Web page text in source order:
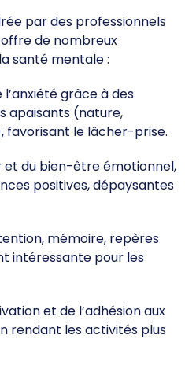
par des professionnels
de nombreux
santé mentale :
l’anxiété grâce à des
apaisants (nature,
favorisant le lâcher-prise.
et du bien-être émotionnel,
positives, dépaysantes
mémoire, repères
intéressante pour les
et de l’adhésion aux
rendant les activités plus